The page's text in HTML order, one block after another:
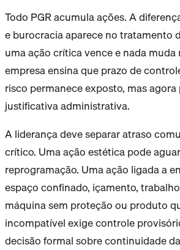
Todo PGR acumula ações. A
e burocracia aparece no tratamento
uma ação crítica vence e nada muda
empresa ensina que prazo de
risco permanece exposto, mas
justificativa administrativa.
A liderança deve separar atraso
crítico. Uma ação estética pode
reprogramação. Uma ação ligada a
espaço confinado, içamento,
máquina sem proteção ou produto
incompatível exige controle
decisão formal sobre continuidade